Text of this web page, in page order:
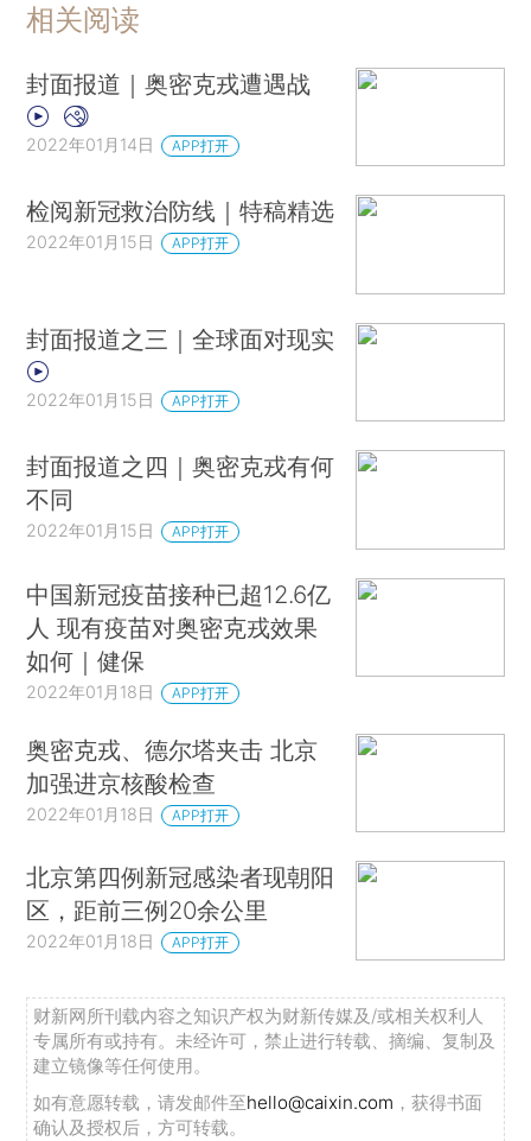
相关阅读
封面报道｜奥密克戎遭遇战
2022年01月14日 APP打开
检阅新冠救治防线｜特稿精选
2022年01月15日 APP打开
封面报道之三｜全球面对现实
2022年01月15日 APP打开
封面报道之四｜奥密克戎有何
不同
2022年01月15日 APP打开
中国新冠疫苗接种已超12.6亿
人 现有疫苗对奥密克戎效果
如何｜健保
2022年01月18日 APP打开
奥密克戎、德尔塔夹击 北京
加强进京核酸检查
2022年01月18日 APP打开
北京第四例新冠感染者现朝阳
区，距前三例20余公里
2022年01月18日 APP打开
财新网所刊载内容之知识产权为财新传媒及/或相关权利人
专属所有或持有。未经许可，禁止进行转载、摘编、复制及
建立镜像等任何使用。
如有意愿转载，请发邮件至hello@caixin.com ，获得书面
确认及授权后，方可转载。